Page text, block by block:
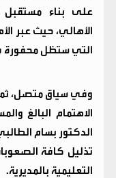
على بناء مستقبل
الأهالي، حيث عبر
التي ستظل محفورة
​وفي سياق متصل،
الاهتمام البالغ
الدكتور بسام
تذليل كافة
التعليمية بالمديرية.